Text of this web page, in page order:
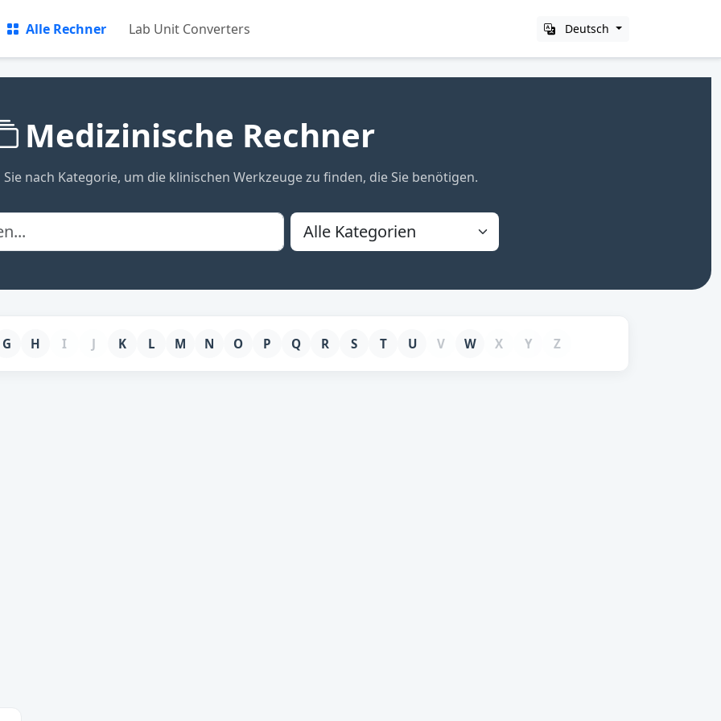
Deutsch
Alle Rechner Lab Unit Converters
Medizinische Rechner
nach Kategorie, um die klinischen Werkzeuge zu finden, die Sie benötigen.
G H I J K L M N O P Q R S T U V W X Y Z